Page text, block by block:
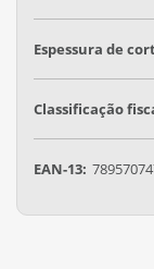
Espessura de
Classificação
EAN-13: